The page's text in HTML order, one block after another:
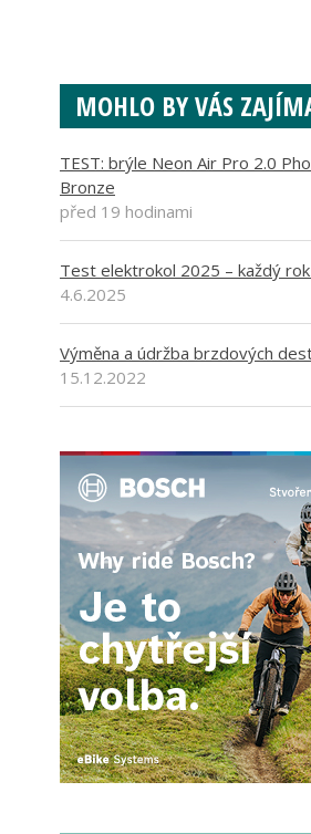
MOHLO BY VÁS
TEST: brýle Neon Air Pro 2.0
Bronze
před 19 hodinami
Test elektrokol 2025 – každý
4.6.2025
Výměna a údržba brzdových
15.12.2022